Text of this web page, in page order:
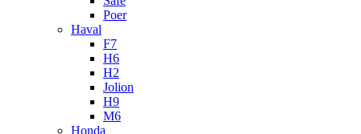
Poer
Haval
F7
H6
H2
Jolion
H9
M6
Honda